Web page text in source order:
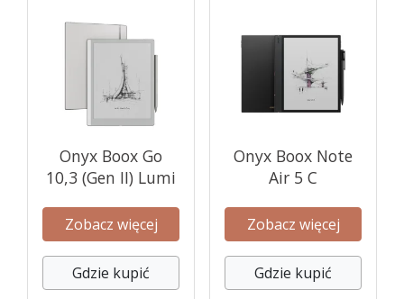
Onyx Boox Go
10,3 (Gen II) Lumi
Zobacz więcej
Gdzie kupić
Onyx Boox Note
Air 5 C
Zobacz więcej
Gdzie kupić